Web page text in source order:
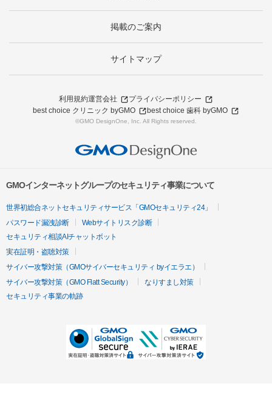
掲載のご案内
サイトマップ
利用規約運営会社
プライバシーポリシー
best choice クリニック byGMO
best choice 歯科 byGMO
©GMO DesignOne, Inc. All Rights reserved.
GMOインターネットグループのセキュリティ事業について
世界初総合ネットセキュリティサービス「GMOセキュリティ24」
パスワード漏洩診断
Webサイトリスク診断
セキュリティ相談AIチャットボット
実在証明・盗聴対策
サイバー攻撃対策（GMOサイバーセキュリティ byイエラエ）
サイバー攻撃対策（GMO Flatt Security）
なりすまし対策
セキュリティ事業の軌跡